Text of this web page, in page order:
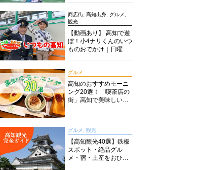
商店街, 高知出身, グルメ,
観光
【動画あり】 高知で遊
ぼ！小4ナリくんのいつ
ものおでかけ｜日曜市
グルメ
高知のおすすめモーニ
ング20選！「喫茶店の
街」高知で美味しい喫
グルメ, 観光
【高知観光40選】鉄板
スポット・絶品グル
メ・宿・土産をおひと